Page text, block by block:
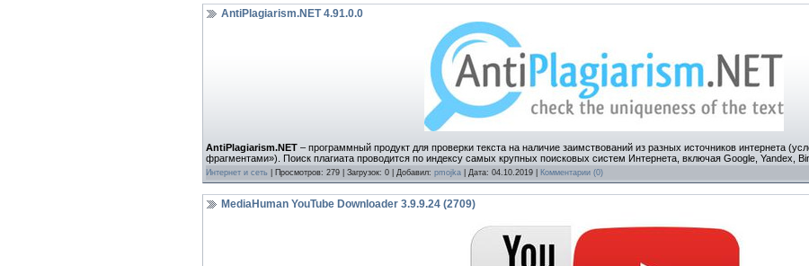
AntiPlagiarism.NET 4.91.0.0
AntiPlagiarism.NET – программный продукт для проверки текста на наличие заимствований из разных источников интернета
фрагментами»). Поиск плагиата проводится по индексу самых крупных поисковых систем Интернета, включая Google, Yandex,
Интернет и сеть | Просмотров: 279 | Загрузок: 0 | Добавил: pmojka | Дата: 04.10.2019 Комментарии (0)
MediaHuman YouTube Downloader 3.9.9.24 (2709)